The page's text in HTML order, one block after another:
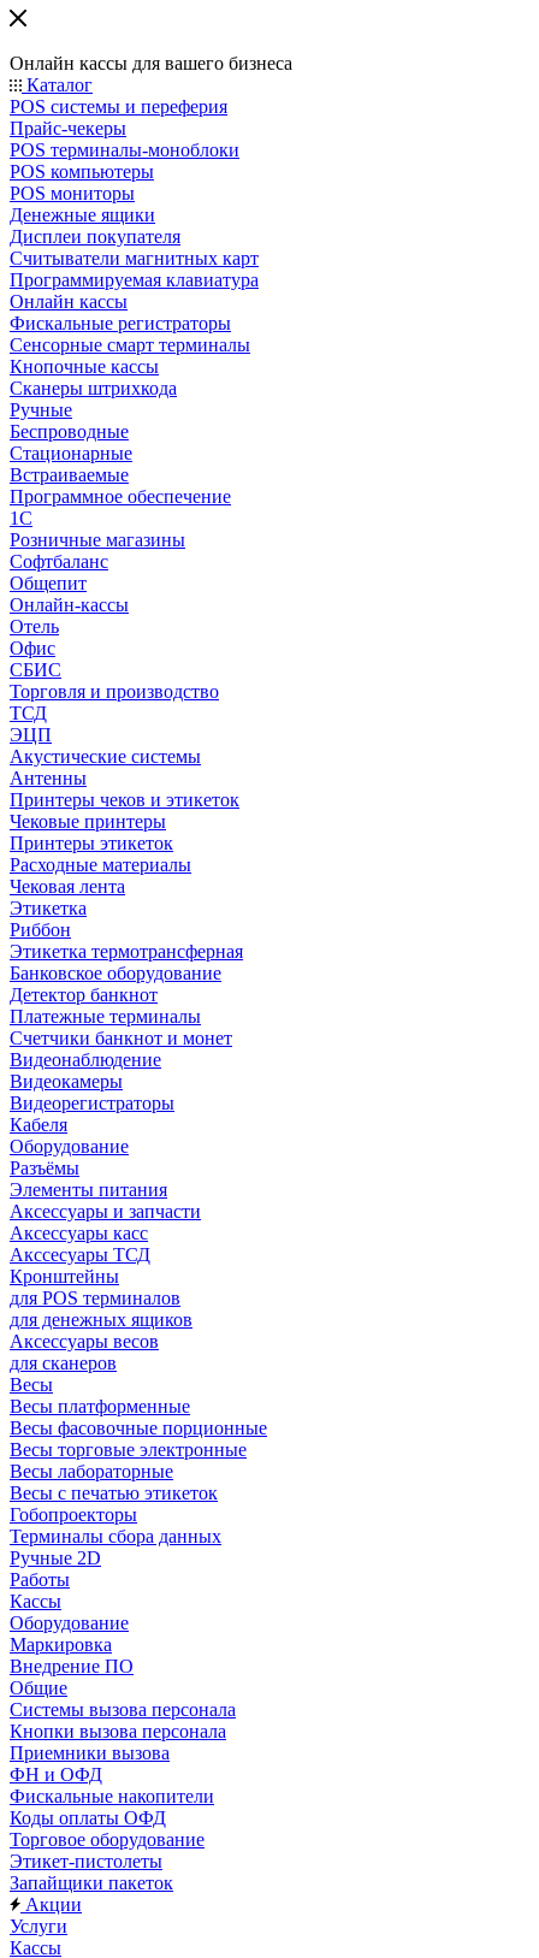
Онлайн кассы для вашего бизнеса
Каталог
POS системы и переферия
Прайс-чекеры
POS терминалы-моноблоки
POS компьютеры
POS мониторы
Денежные ящики
Дисплеи покупателя
Считыватели магнитных карт
Программируемая клавиатура
Онлайн кассы
Фискальные регистраторы
Сенсорные смарт терминалы
Кнопочные кассы
Сканеры штрихкода
Ручные
Беспроводные
Стационарные
Встраиваемые
Программное обеспечение
1С
Розничные магазины
Софтбаланс
Общепит
Онлайн-кассы
Отель
Офис
СБИС
Торговля и производство
ТСД
ЭЦП
Акустические системы
Антенны
Принтеры чеков и этикеток
Чековые принтеры
Принтеры этикеток
Расходные материалы
Чековая лента
Этикетка
Риббон
Этикетка термотрансферная
Банковское оборудование
Детектор банкнот
Платежные терминалы
Счетчики банкнот и монет
Видеонаблюдение
Видеокамеры
Видеорегистраторы
Кабеля
Оборудование
Разъёмы
Элементы питания
Аксессуары и запчасти
Аксессуары касс
Акссесуары ТСД
Кронштейны
для POS терминалов
для денежных ящиков
Аксессуары весов
для сканеров
Весы
Весы платформенные
Весы фасовочные порционные
Весы торговые электронные
Весы лабораторные
Весы с печатью этикеток
Гобопроекторы
Терминалы сбора данных
Ручные 2D
Работы
Кассы
Оборудование
Маркировка
Внедрение ПО
Общие
Системы вызова персонала
Кнопки вызова персонала
Приемники вызова
ФН и ОФД
Фискальные накопители
Коды оплаты ОФД
Торговое оборудование
Этикет-пистолеты
Запайщики пакеток
Акции
Услуги
Кассы